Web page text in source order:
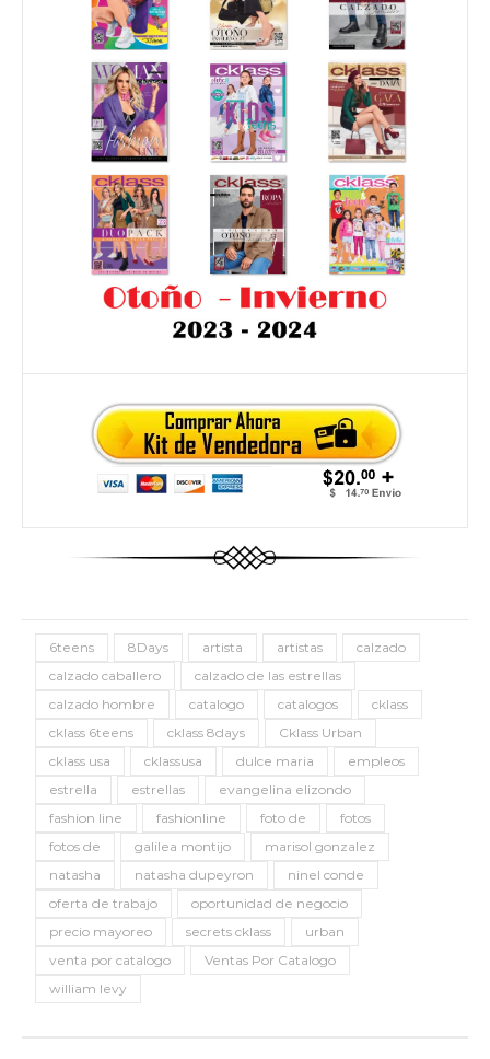
6teens 8Days artista artistas
calzado
calzado caballero
calzado de las estrellas
calzado hombre
catalogo catalogos
cklass
cklass 6teens
cklass 8days
Cklass Urban
cklass usa
cklassusa dulce maria
empleos
estrella
estrellas
evangelina elizondo
fashion line
fashionline foto de
fotos
fotos de
galilea montijo
marisol gonzalez
natasha
natasha dupeyron
ninel conde
oferta de trabajo
oportunidad de negocio
precio mayoreo
secrets cklass
urban
venta por catalogo
Ventas Por Catalogo
william levy